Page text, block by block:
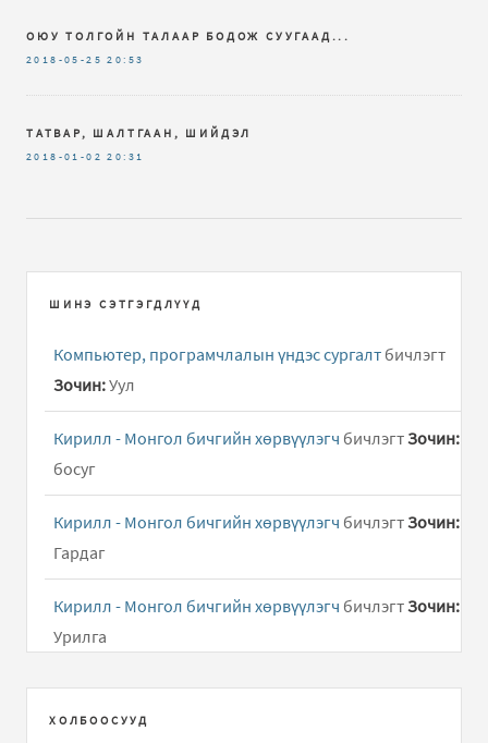
ОЮУ ТОЛГОЙН ТАЛААР БОДОЖ СУУГААД...
2018-05-25 20:53
ТАТВАР, ШАЛТГААН, ШИЙДЭЛ
2018-01-02 20:31
ШИНЭ СЭТГЭГДЛҮҮД
Компьютер, програмчлалын үндэс сургалт бичлэгт
Зочин:Уул
Кирилл - Монгол бичгийн хөрвүүлэгч бичлэгтЗочин:
босуг
Кирилл - Монгол бичгийн хөрвүүлэгч бичлэгтЗочин:
Гардаг
Кирилл - Монгол бичгийн хөрвүүлэгч бичлэгтЗочин:
Урилга
Компьютер, програмчлалын үндэс сургалтбичлэгт
Зочин:Амьддаа бие биенээ хайрла
ХОЛБООСУУД